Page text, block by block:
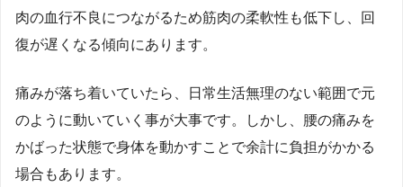
肉の血行不良につながるため筋肉の柔軟性も低下し、回
復が遅くなる傾向にあります。
痛みが落ち着いていたら、日常生活無理のない範囲で元
のように動いていく事が大事です。しかし、腰の痛みを
かばった状態で身体を動かすことで余計に負担がかかる
場合もあります。